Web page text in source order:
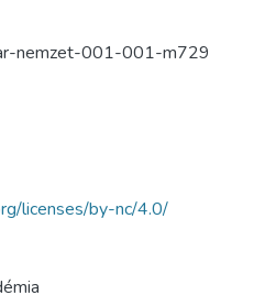
nemzet-001-001-m729
licenses/by-nc/4.0/